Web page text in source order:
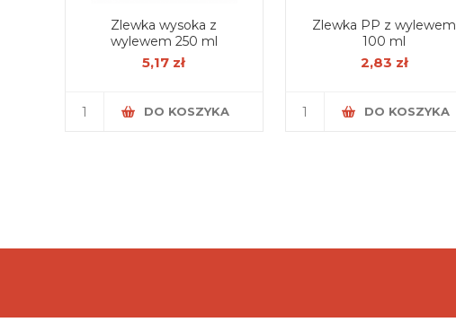
Zlewka wysoka z
wylewem 250 ml
5,17 zł
DO KOSZYKA
Zlewka PP z wylewem
100 ml
2,83 zł
DO KOSZYKA